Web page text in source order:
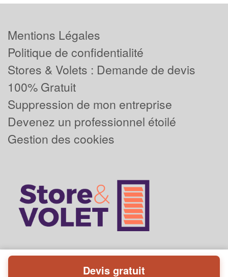
Mentions Légales
Politique de confidentialité
Stores & Volets : Demande de devis
100% Gratuit
Suppression de mon entreprise
Devenez un professionnel étoilé
Gestion des cookies
Devis gratuit